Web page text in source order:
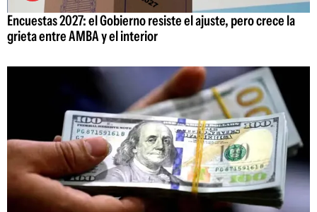
Encuestas 2027: el Gobierno resiste el ajuste, pero crece la
grieta entre AMBA y el interior